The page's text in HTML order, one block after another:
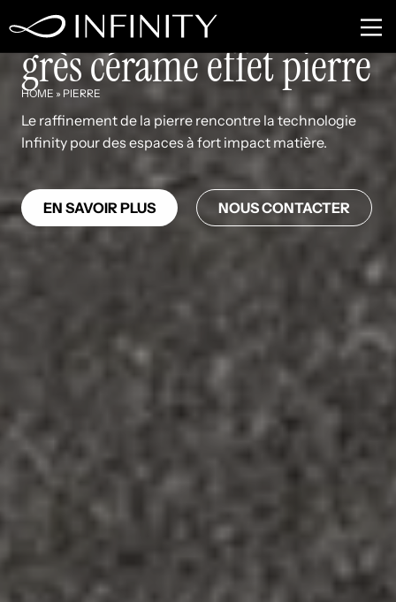
HOME » PIERRE
Grands carreaux en
grès cérame effet pierre
Le raffinement de la pierre rencontre la technologie
Infinity pour des espaces à fort impact matière.
EN SAVOIR PLUS NOUS CONTACTER